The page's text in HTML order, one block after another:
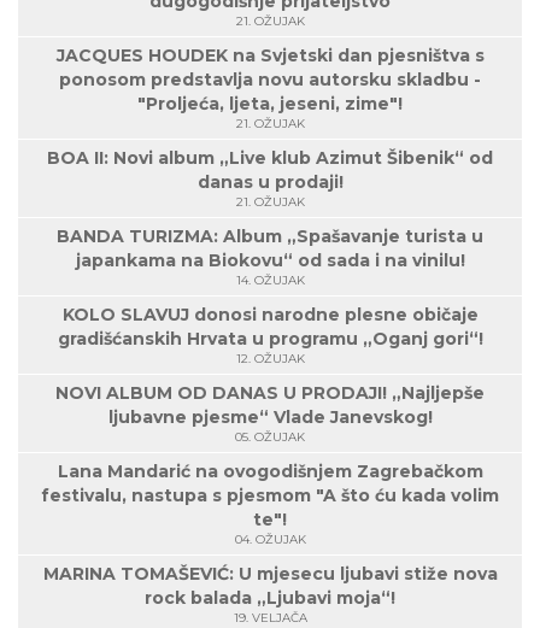
21. OŽUJAK
JACQUES HOUDEK na Svjetski dan pjesništva s
ponosom predstavlja novu autorsku skladbu -
"Proljeća, ljeta, jeseni, zime"!
21. OŽUJAK
BOA II: Novi album „Live klub Azimut Šibenik“ od
danas u prodaji!
21. OŽUJAK
BANDA TURIZMA: Album „Spašavanje turista u
japankama na Biokovu“ od sada i na vinilu!
14. OŽUJAK
KOLO SLAVUJ donosi narodne plesne običaje
gradišćanskih Hrvata u programu „Oganj gori“!
12. OŽUJAK
NOVI ALBUM OD DANAS U PRODAJI! „Najljepše
ljubavne pjesme“ Vlade Janevskog!
05. OŽUJAK
Lana Mandarić na ovogodišnjem Zagrebačkom
festivalu, nastupa s pjesmom "A što ću kada volim
te"!
04. OŽUJAK
MARINA TOMAŠEVIĆ: U mjesecu ljubavi stiže nova
rock balada „Ljubavi moja“!
19. VELJAČA